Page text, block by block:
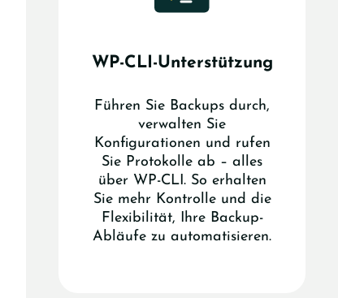
WP-CLI-Unterstützung
Führen Sie Backups durch,
verwalten Sie
Konfigurationen und rufen
Sie Protokolle ab – alles
über WP-CLI. So erhalten
Sie mehr Kontrolle und die
Flexibilität, Ihre Backup-
Abläufe zu automatisieren.